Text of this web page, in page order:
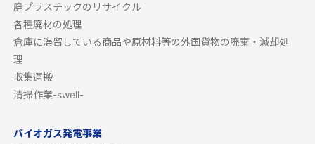
廃プラスチックのリサイクル
各種廃材の処理
倉庫に滞留している商品や原材料等の外国貨物の廃棄・滅却処
理
収集運搬
清掃作業-swell-
バイオガス発電事業